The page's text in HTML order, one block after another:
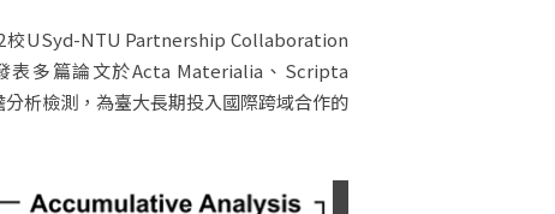
校USyd-NTU Partnership Collaboration
表多篇論文於Acta Materialia、Scripta
析檢測，為臺大長期投入國際跨域合作的